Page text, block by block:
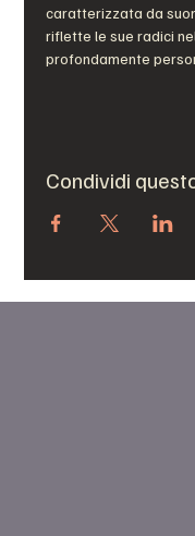
caratterizzata da
riflette le sue radici
profondamente
Condividi